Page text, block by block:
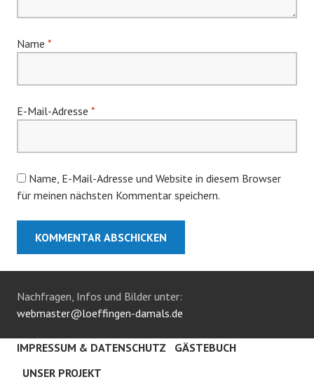
Name *
E-Mail-Adresse *
Name, E-Mail-Adresse und Website in diesem Browser
für meinen nächsten Kommentar speichern.
Nachfragen, Infos und Bilder unter:
webmaster@loeffingen-damals.de
IMPRESSUM & DATENSCHUTZ
GÄSTEBUCH
UNSER PROJEKT